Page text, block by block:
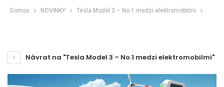
Domov NOVINKY Tesla Model 3 – No.1 medzi elektromobilmi
Návrat na "Tesla Model 3 – No.1 medzi elektromobilmi"